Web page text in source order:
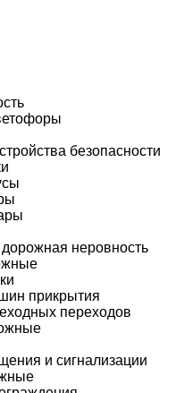
безопасности
неровность
прикрытия
переходов
и сигнализации